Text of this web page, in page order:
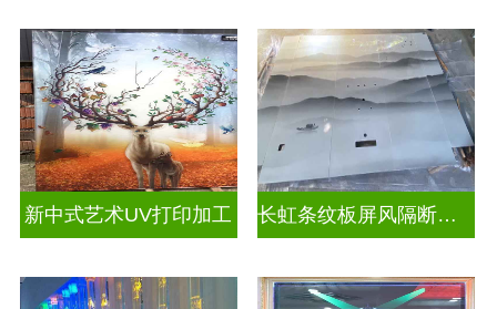
新中式艺术UV打印加工 长虹条纹板屏风隔断装饰彩绘玻璃